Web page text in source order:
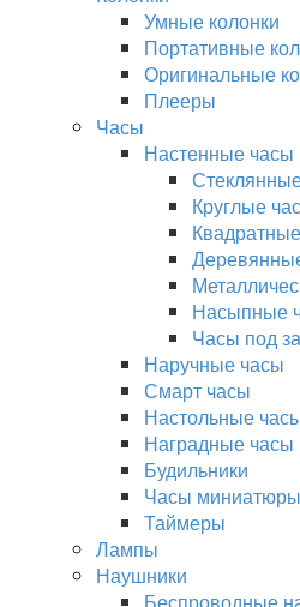
Умные колонки
Портативные
Оригинальные
Плееры
Часы
Настенные часы
Круглые
Насыпные
Часы под
Наручные часы
Смарт часы
Настольные
Наградные часы
Будильники
Часы миниатюры
Таймеры
Лампы
Наушники